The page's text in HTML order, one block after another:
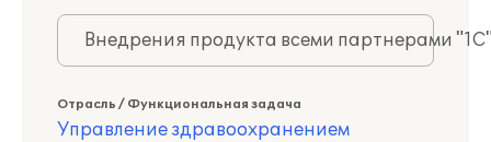
Внедрения продукта всеми партнерами
Отрасль / Функциональная задача
Управление здравоохранением